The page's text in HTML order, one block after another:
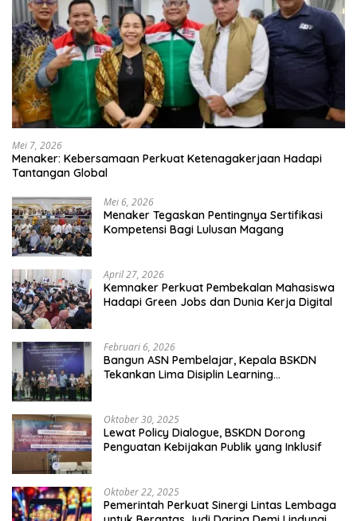
Mei 7, 2026
Menaker: Kebersamaan Perkuat Ketenagakerjaan Hadapi
Tantangan Global
Mei 6, 2026
Menaker Tegaskan Pentingnya Sertifikasi
Kompetensi Bagi Lulusan Magang
April 27, 2026
Kemnaker Perkuat Pembekalan Mahasiswa
Hadapi Green Jobs dan Dunia Kerja Digital
Februari 6, 2026
Bangun ASN Pembelajar, Kepala BSKDN
Tekankan Lima Disiplin Learning
Oktober 30, 2025
Lewat Policy Dialogue, BSKDN Dorong
Penguatan Kebijakan Publik yang Inklusif
Oktober 22, 2025
Pemerintah Perkuat Sinergi Lintas Lembaga